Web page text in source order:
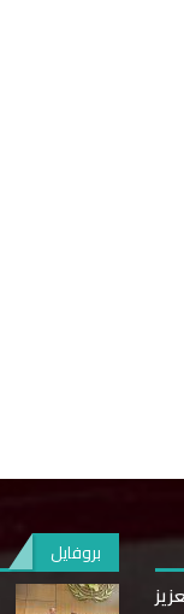
بروفايل